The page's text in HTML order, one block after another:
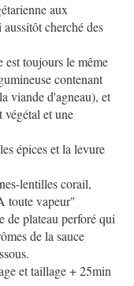
aux
cherché des
est toujours le même
contenant
viande d'agneau), et
végétal et une
épices et la levure
lentilles corail,
toute vapeur"
plateau perforé qui
de la sauce
et taillage + 25min